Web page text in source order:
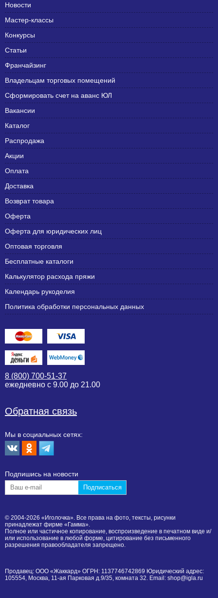
Новости
Мастер-классы
Конкурсы
Статьи
Франчайзинг
Владельцам торговых помещений
Сформировать счет на аванс ЮЛ
Вакансии
Каталог
Распродажа
Акции
Оплата
Доставка
Возврат товара
Оферта
Оферта для юридических лиц
Оптовая торговля
Бесплатные каталоги
Калькулятор расхода пряжи
Календарь рукоделия
Политика обработки персональных данных
8 (800) 700-51-37
ежедневно с 9.00 до 21.00
Обратная связь
Мы в социальных сетях:
Подпишиcь на новости
© 2004-2026 «Иголочка». Все права на фото, тексты, рисунки
принадлежат фирме «Гамма».
Полное или частичное копирование, воспроизведение в печатном виде и/
или использование в любой форме, цитирование без письменного
разрешения правообладателя запрещено.
Продавец: ООО «Жаккард» ОГРН: 1137746742869 Юридический адрес:
105554, Москва, 11-ая Парковая д.9/35, комната 32. Email: shop@igla.ru